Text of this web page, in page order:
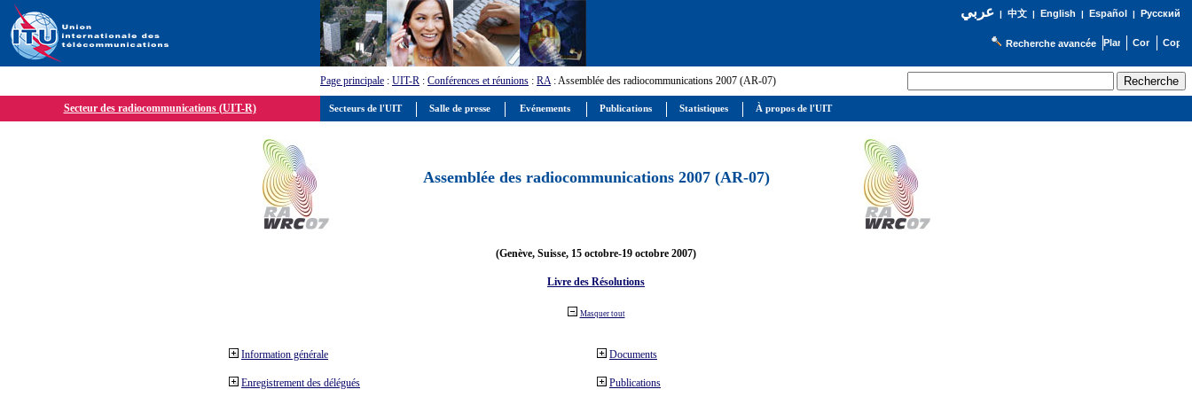
عربي| 中文| English | Español | Русский
Recherche avancée
Page principale : UIT-R : Conférences et réunions : RA: Assemblée des radiocommunications 2007 (AR-07)
Secteur des radiocommunications (UIT-R)
Assemblée des radiocommunications 2007 (AR-07)
(Genève, Suisse, 15 octobre-19 octobre 2007)
Livre des Résolutions
Masquer tout
Information générale
Enregistrement des délégués
Documents
Publications
Secteurs de l'UIT Salle de presse Evénements Publications Statistiques À propos de l'UIT